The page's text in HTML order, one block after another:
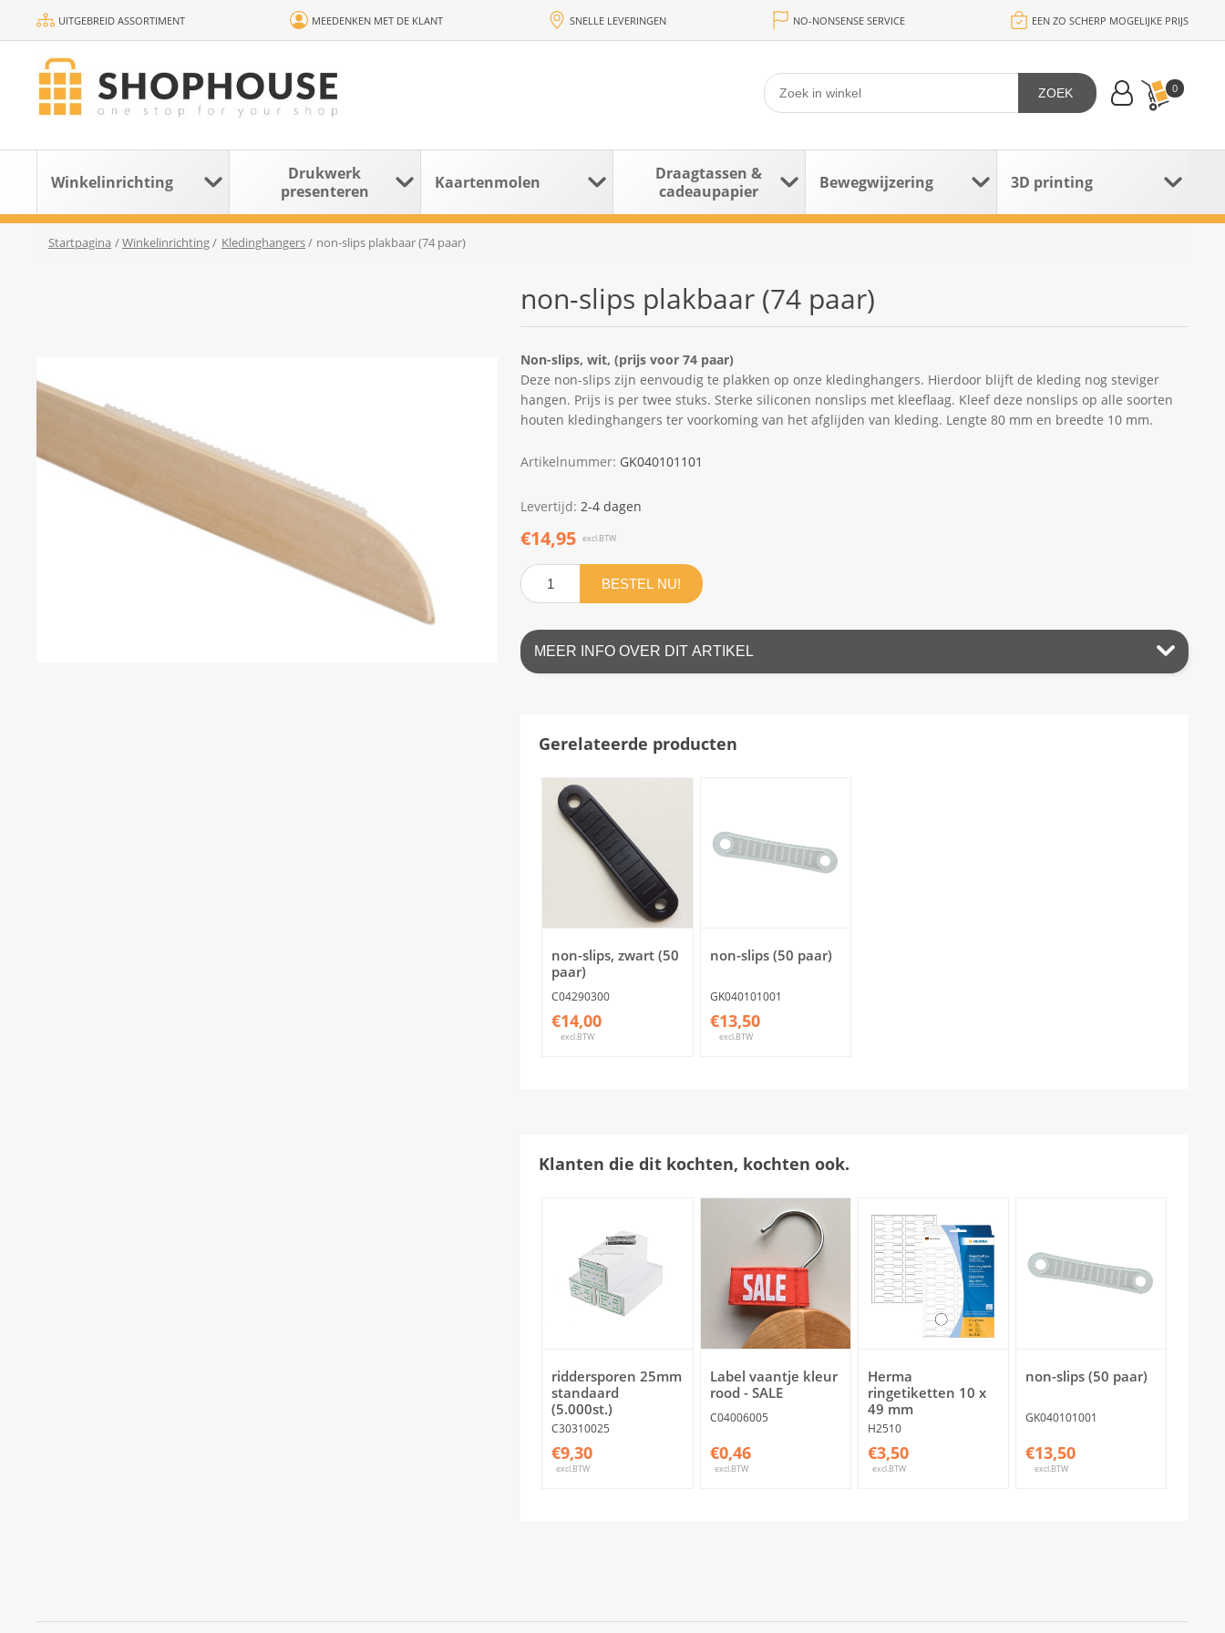
UITGEBREID ASSORTIMENT MEEDENKEN MET DE KLANT SNELLE LEVERINGEN NO-NONSENSE SERVICE EEN ZO SCHERP MOGELIJKE PRIJS
0
ZOEK
Winkelinrichting
Drukwerk
presenteren
Kaartenmolen
Draagtassen &
cadeaupapier
Bewegwijzering 3D printing
Startpagina /Winkelinrichting/ Kledinghangers/ non-slips plakbaar (74 paar)
non-slips plakbaar (74 paar)
Non-slips, wit, (prijs voor 74 paar)
Deze non-slips zijn eenvoudig te plakken op onze kledinghangers. Hierdoor blijft de kleding nog steviger
hangen. Prijs is per twee stuks. Sterke siliconen nonslips met kleeflaag. Kleef deze nonslips op alle soorten
houten kledinghangers ter voorkoming van het afglijden van kleding. Lengte 80 mm en breedte 10 mm.
Artikelnummer: GK040101101
Levertijd: 2-4 dagen
€14,95 excl.BTW
BESTEL NU!
MEER INFO OVER DIT ARTIKEL
Gerelateerde producten
non-slips, zwart (50
paar)
C04290300
€14,00
excl.BTW
non-slips (50 paar)
GK040101001
€13,50
excl.BTW
Klanten die dit kochten, kochten ook.
riddersporen 25mm
standaard
(5.000st.)
C30310025
€9,30
excl.BTW
Label vaantje kleur
rood - SALE
C04006005
€0,46
excl.BTW
Herma
ringetiketten 10 x
49 mm
H2510
€3,50
excl.BTW
non-slips (50 paar)
GK040101001
€13,50
excl.BTW